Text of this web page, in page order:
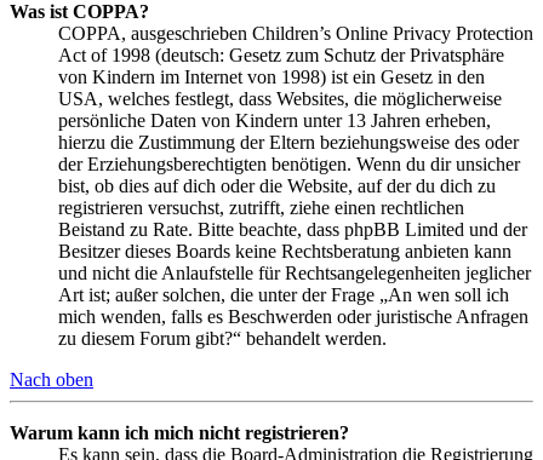
Was ist COPPA?
COPPA, ausgeschrieben Children’s Online Privacy Protection
Act of 1998 (deutsch: Gesetz zum Schutz der Privatsphäre
von Kindern im Internet von 1998) ist ein Gesetz in den
USA, welches festlegt, dass Websites, die möglicherweise
persönliche Daten von Kindern unter 13 Jahren erheben,
hierzu die Zustimmung der Eltern beziehungsweise des oder
der Erziehungsberechtigten benötigen. Wenn du dir unsicher
bist, ob dies auf dich oder die Website, auf der du dich zu
registrieren versuchst, zutrifft, ziehe einen rechtlichen
Beistand zu Rate. Bitte beachte, dass phpBB Limited und der
Besitzer dieses Boards keine Rechtsberatung anbieten kann
und nicht die Anlaufstelle für Rechtsangelegenheiten jeglicher
Art ist; außer solchen, die unter der Frage „An wen soll ich
mich wenden, falls es Beschwerden oder juristische Anfragen
zu diesem Forum gibt?“ behandelt werden.
Nach oben
Warum kann ich mich nicht registrieren?
Es kann sein, dass die Board-Administration die Registrierung